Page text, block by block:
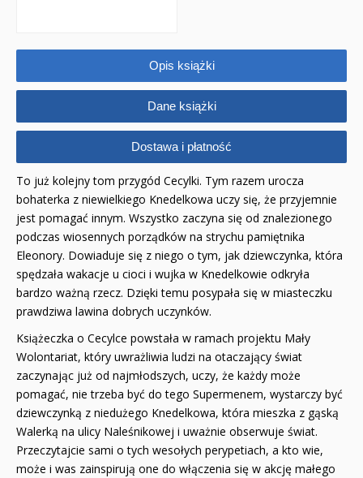
Opis książki
Dane książki
Dostawa i płatność
To już kolejny tom przygód Cecylki. Tym razem urocza
bohaterka z niewielkiego Knedelkowa uczy się, że przyjemnie
jest pomagać innym. Wszystko zaczyna się od znalezionego
podczas wiosennych porządków na strychu pamiętnika
Eleonory. Dowiaduje się z niego o tym, jak dziewczynka, która
spędzała wakacje u cioci i wujka w Knedelkowie odkryła
bardzo ważną rzecz. Dzięki temu posypała się w miasteczku
prawdziwa lawina dobrych uczynków.
Książeczka o Cecylce powstała w ramach projektu Mały
Wolontariat, który uwrażliwia ludzi na otaczający świat
zaczynając już od najmłodszych, uczy, że każdy może
pomagać, nie trzeba być do tego Supermenem, wystarczy być
dziewczynką z niedużego Knedelkowa, która mieszka z gąską
Walerką na ulicy Naleśnikowej i uważnie obserwuje świat.
Przeczytajcie sami o tych wesołych perypetiach, a kto wie,
może i was zainspirują one do włączenia się w akcję małego